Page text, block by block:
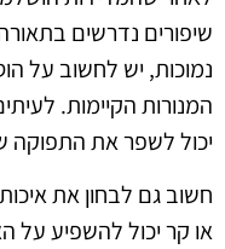
שיפורים נדרשים
נמוכות, יש לחשוב על
המנורות הקיימות.
יכול לשפר את
חשוב גם לבחון את
או קר יכול להשפיע על